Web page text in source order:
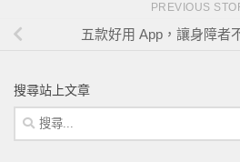
PREVIOUS
五款好用 App，讓身障者
搜尋站上文章
搜
尋